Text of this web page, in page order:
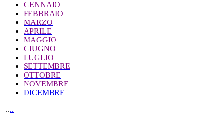
GENNAIO
FEBBRAIO
MARZO
APRILE
MAGGIO
GIUGNO
LUGLIO
SETTEMBRE
OTTOBRE
NOVEMBRE
DICEMBRE
....